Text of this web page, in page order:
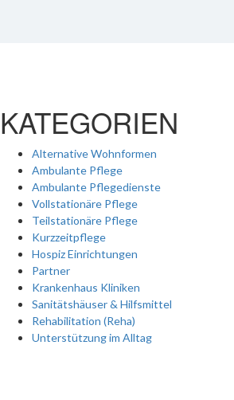
KATEGORIEN
Alternative Wohnformen
Ambulante Pflege
Ambulante Pflegedienste
Vollstationäre Pflege
Teilstationäre Pflege
Kurzzeitpflege
Hospiz Einrichtungen
Partner
Krankenhaus Kliniken
Sanitätshäuser & Hilfsmittel
Rehabilitation (Reha)
Unterstützung im Alltag